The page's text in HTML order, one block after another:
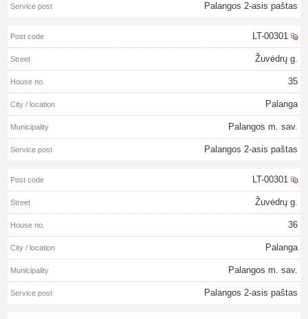
Palangos 2-asis paštas
LT-00301
Žuvėdrų g.
35
Palanga
Palangos m. sav.
Palangos 2-asis paštas
LT-00301
Žuvėdrų g.
36
Palanga
Palangos m. sav.
Palangos 2-asis paštas